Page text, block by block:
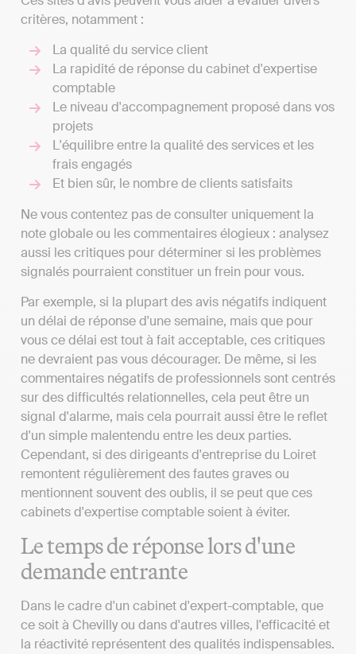
critères, notamment :
La qualité du service client
La rapidité de réponse du cabinet d'expertise
comptable
Le niveau d'accompagnement proposé dans vos
projets
L'équilibre entre la qualité des services et les
frais engagés
Et bien sûr, le nombre de clients satisfaits
Ne vous contentez pas de consulter uniquement la
note globale ou les commentaires élogieux : analysez
aussi les critiques pour déterminer si les problèmes
signalés pourraient constituer un frein pour vous.
Par exemple, si la plupart des avis négatifs indiquent
un délai de réponse d'une semaine, mais que pour
vous ce délai est tout à fait acceptable, ces critiques
ne devraient pas vous décourager. De même, si les
commentaires négatifs de professionnels sont centrés
sur des difficultés relationnelles, cela peut être un
signal d'alarme, mais cela pourrait aussi être le reflet
d'un simple malentendu entre les deux parties.
Cependant, si des dirigeants d'entreprise du Loiret
remontent régulièrement des fautes graves ou
mentionnent souvent des oublis, il se peut que ces
cabinets d'expertise comptable soient à éviter.
Le temps de réponse lors d'une
demande entrante
Dans le cadre d'un cabinet d'expert-comptable, que
ce soit à Chevilly ou dans d'autres villes, l'efficacité et
la réactivité représentent des qualités indispensables.